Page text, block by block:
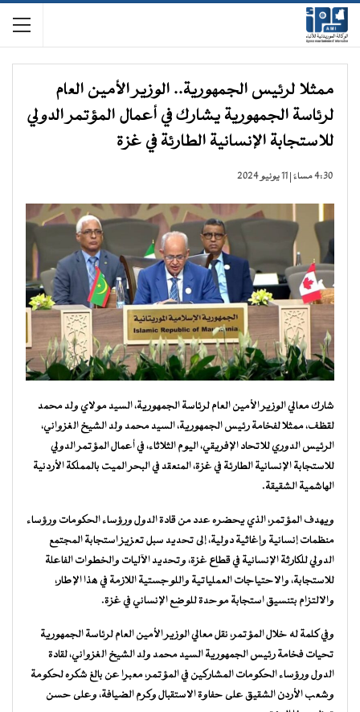
ممثلا لرئيس الجمهورية.. الوزير الأمين العام
لرئاسة الجمهورية يشارك في أعمال المؤتمر الدولي
للاستجابة الإنسانية الطارئة في غزة
4:30 مساءً | 11 يونيو 2024
شارك معالي الوزير الأمين العام لرئاسة الجمهورية، السيد مولاي ولد محمد
لقظف، ممثلا لفخامة رئيس الجمهورية، السيد محمد ولد الشيخ الغزواني،
الرئيس الدوري للاتحاد الإفريقي، اليوم الثلاثاء، في أعمال المؤتمر الدولي
للاستجابة الإنسانية الطارئة في غزة، المنعقد في البحر الميت بالمملكة الأردنية
الهاشمية الشقيقة.
ويهدف المؤتمر، الذي يحضره عدد من قادة الدول ورؤساء الحكومات ورؤساء
منظمات إنسانية وإغاثية دولية، إلى تحديد سبل تعزيز استجابة المجتمع
الدولي للكارثة الإنسانية في قطاع غزة، وتحديد الآليات والخطوات الفاعلة
للاستجابة، والاحتياجات العملياتية واللوجستية اللازمة في هذا الإطار،
والالتزام بتنسيق استجابة موحدة للوضع الإنساني في غزة.
وفي كلمة له خلال المؤتمر، نقل معالي الوزير الأمين العام لرئاسة الجمهورية
تحيات فخامة رئيس الجمهورية السيد محمد ولد الشيخ الغزواني، لقادة
الدول ورؤساء الحكومات المشاركين في المؤتمر، معبرا عن بالغ شكره لحكومة
وشعب الأردن الشقيق على حفاوة الاستقبال وكرم الضيافة، وعلى حسن